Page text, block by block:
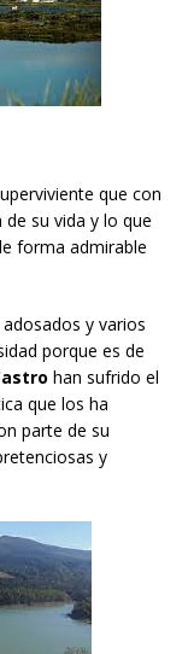
que con
su vida y lo que
forma admirable
y varios
porque es de
han sufrido el
que los ha
parte de su
y